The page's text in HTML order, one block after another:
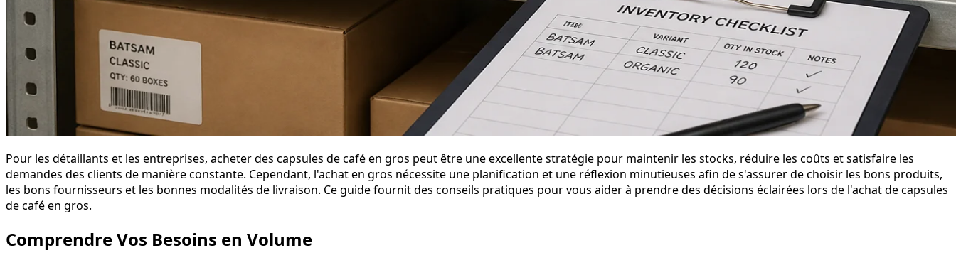
Pour les détaillants et les entreprises, acheter des capsules de café en gros peut être une excellente stratégie pour maintenir les stocks, réduire les coûts et satisfaire les
demandes des clients de manière constante. Cependant, l'achat en gros nécessite une planification et une réflexion minutieuses afin de s'assurer de choisir les bons produits,
les bons fournisseurs et les bonnes modalités de livraison. Ce guide fournit des conseils pratiques pour vous aider à prendre des décisions éclairées lors de l'achat de capsules
de café en gros.
Comprendre Vos Besoins en Volume